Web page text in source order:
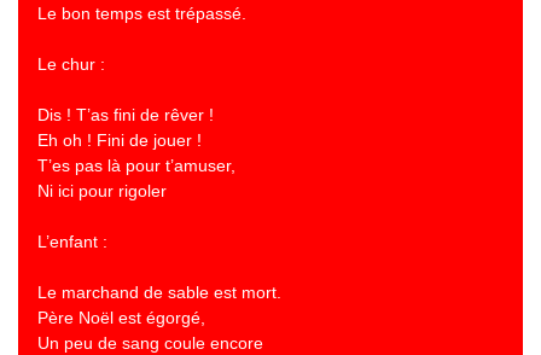
Le bon temps est trépassé.
Le chur :
Dis ! T’as fini de rêver !
Eh oh ! Fini de jouer !
T’es pas là pour t’amuser,
Ni ici pour rigoler
L’enfant :
Le marchand de sable est mort.
Père Noël est égorgé,
Un peu de sang coule encore